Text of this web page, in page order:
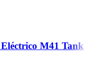
M41 Tank